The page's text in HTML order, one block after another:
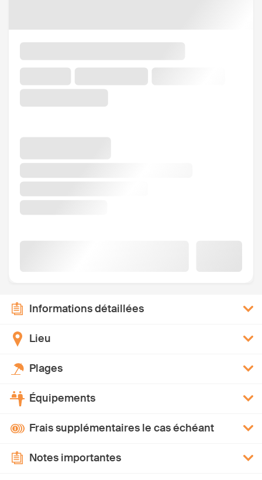
Informations détaillées
Lieu
Plages
Équipements
Frais supplémentaires le cas échéant
Notes importantes